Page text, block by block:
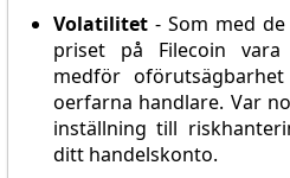
Volatilitet- Som med
priset på Filecoin
medför
oerfarna handlare. Var
inställning till
ditt handelskonto.